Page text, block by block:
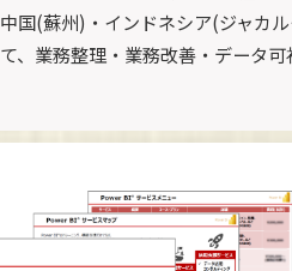
中国(蘇州)・インドネシア(ジャカ
て、業務整理・業務改善・データ可